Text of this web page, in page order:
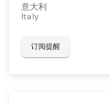
意大利
Italy
订阅提醒